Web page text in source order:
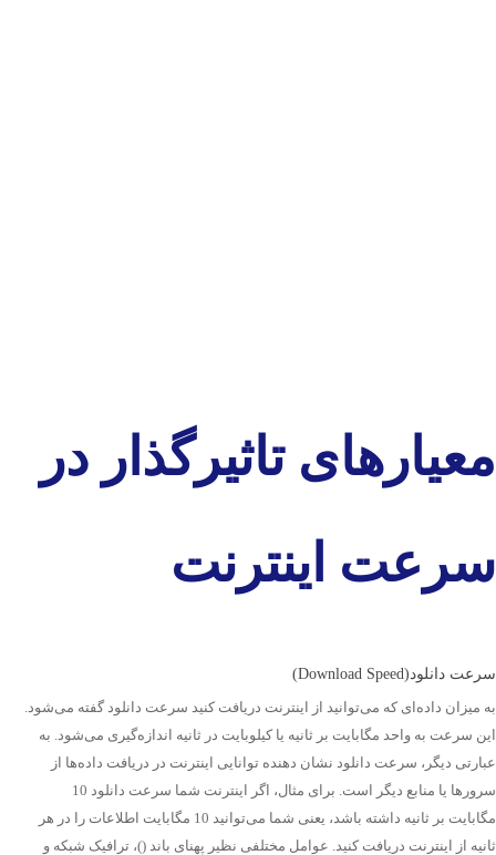
معیارهای تاثیرگذار در
سرعت اینترنت
سرعت دانلود(Download Speed)
به میزان داده‌ای که می‌توانید از اینترنت دریافت کنید سرعت دانلود گفته می‌شود.
این سرعت به واحد مگابایت بر ثانیه یا کیلوبایت در ثانیه اندازه‌گیری می‌شود. به
عبارتی دیگر، سرعت دانلود نشان دهنده توانایی اینترنت در دریافت داده‌ها از
سرورها یا منابع دیگر است. برای مثال، اگر اینترنت شما سرعت دانلود 10
مگابایت بر ثانیه داشته باشد، یعنی شما می‌توانید 10 مگابایت اطلاعات را در هر
ثانیه از اینترنت دریافت کنید. عوامل مختلفی نظیر پهنای باند ()، ترافیک شبکه و